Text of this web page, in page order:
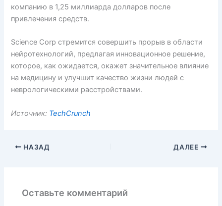
компанию в 1,25 миллиарда долларов после
привлечения средств.
Science Corp стремится совершить прорыв в области
нейротехнологий, предлагая инновационное решение,
которое, как ожидается, окажет значительное влияние
на медицину и улучшит качество жизни людей с
неврологическими расстройствами.
Источник: TechCrunch
НАЗАД ДАЛЕЕ
Оставьте комментарий